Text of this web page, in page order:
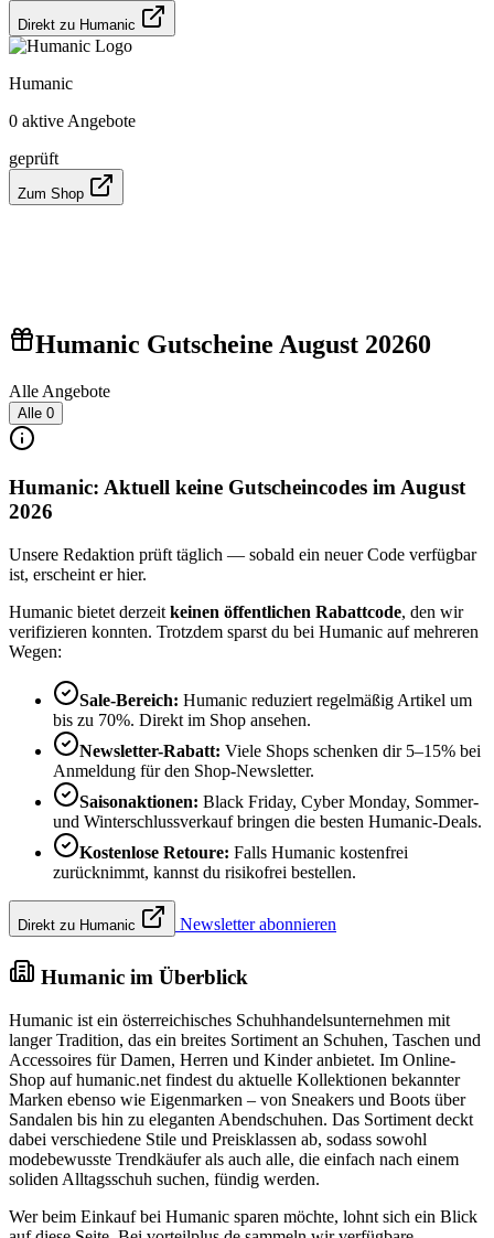
Direkt zu Humanic
Humanic
0 aktive Angebote
geprüft
Zum Shop
Humanic Gutscheine August 20260
Alle Angebote
Alle 0
Humanic: Aktuell keine Gutscheincodes im August
2026
Unsere Redaktion prüft täglich — sobald ein neuer Code verfügbar
ist, erscheint er hier.
Humanic bietet derzeit keinen öffentlichen Rabattcode, den wir
verifizieren konnten. Trotzdem sparst du bei Humanic auf mehreren
Wegen:
Sale-Bereich: Humanic reduziert regelmäßig Artikel um
bis zu 70%. Direkt im Shop ansehen.
Newsletter-Rabatt: Viele Shops schenken dir 5–15% bei
Anmeldung für den Shop-Newsletter.
Saisonaktionen: Black Friday, Cyber Monday, Sommer-
und Winterschlussverkauf bringen die besten Humanic-Deals.
Kostenlose Retoure: Falls Humanic kostenfrei
zurücknimmt, kannst du risikofrei bestellen.
Direkt zu Humanic Newsletter abonnieren
Humanic im Überblick
Humanic ist ein österreichisches Schuhhandelsunternehmen mit
langer Tradition, das ein breites Sortiment an Schuhen, Taschen und
Accessoires für Damen, Herren und Kinder anbietet. Im Online-
Shop auf humanic.net findest du aktuelle Kollektionen bekannter
Marken ebenso wie Eigenmarken – von Sneakers und Boots über
Sandalen bis hin zu eleganten Abendschuhen. Das Sortiment deckt
dabei verschiedene Stile und Preisklassen ab, sodass sowohl
modebewusste Trendkäufer als auch alle, die einfach nach einem
soliden Alltagsschuh suchen, fündig werden.
Wer beim Einkauf bei Humanic sparen möchte, lohnt sich ein Blick